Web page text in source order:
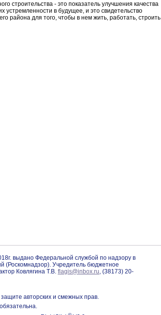
строительства - это показатель улучшения качества
устремленности в будущее, и это свидетельство
района для того, чтобы в нем жить, работать, строить
выдано Федеральной службой по надзору в
(Роскомнадзор). Учредитель бюджетное
Ковлягина Т.В. flagis@inbox.ru, (38173) 20-
авторских и смежных прав.